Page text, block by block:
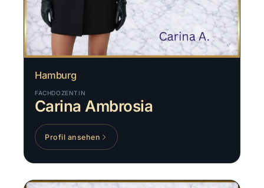
Hamburg
FACHDOZENTIN
Carina Ambrosia
Profil ansehen